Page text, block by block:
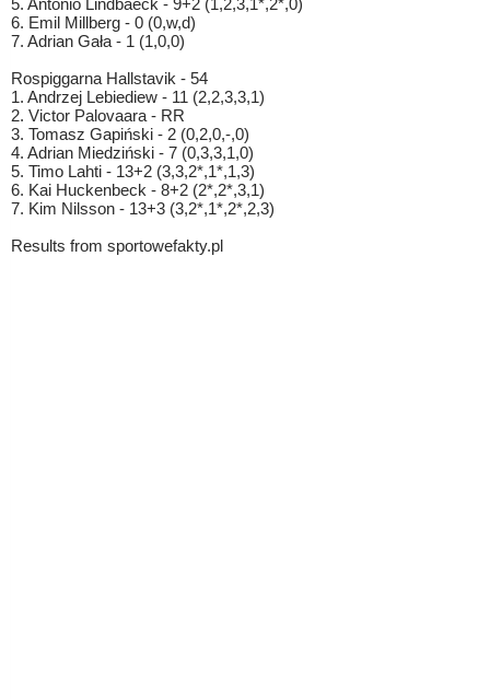
5. Antonio Lindbaeck - 9+2 (1,2,3,1*,2*,0)
6. Emil Millberg - 0 (0,w,d)
7. Adrian Gała - 1 (1,0,0)
Rospiggarna Hallstavik - 54
1. Andrzej Lebiediew - 11 (2,2,3,3,1)
2. Victor Palovaara - RR
3. Tomasz Gapiński - 2 (0,2,0,-,0)
4. Adrian Miedziński - 7 (0,3,3,1,0)
5. Timo Lahti - 13+2 (3,3,2*,1*,1,3)
6. Kai Huckenbeck - 8+2 (2*,2*,3,1)
7. Kim Nilsson - 13+3 (3,2*,1*,2*,2,3)
Results from sportowefakty.pl